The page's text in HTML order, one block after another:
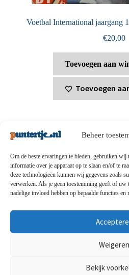
Beheer
Om de beste ervaringen te bieden, gebruiken wij
informatie over je apparaat op te slaan en/of te
deze technologieën kunnen wij gegevens zoals
verwerken. Als je geen toestemming geeft of uw
nadelige invloed hebben op bepaalde functies en
Weigeren
Bekijk
Voetbal International jaargang
€20,00
Toevoegen aan
Toevoegen
Privacybeleid-Verzending en
voorwaarden-Disclaimert-
Contact